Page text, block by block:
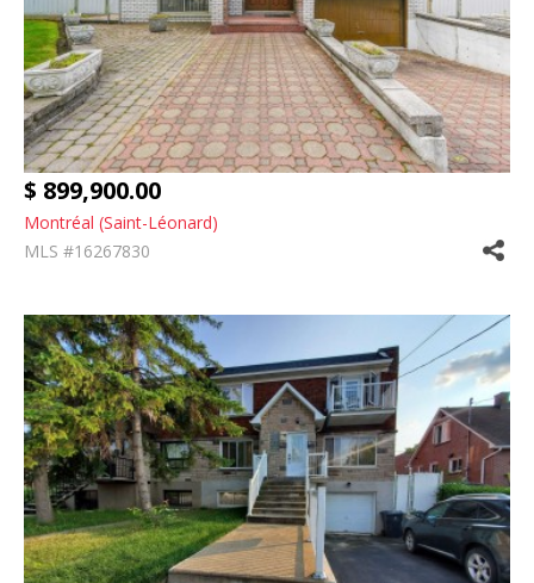
$ 899,900.00
Montréal (Saint-Léonard)
MLS #16267830